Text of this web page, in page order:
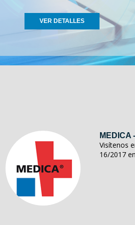
VER DETALLES
MEDICA
Visítenos
16/2017